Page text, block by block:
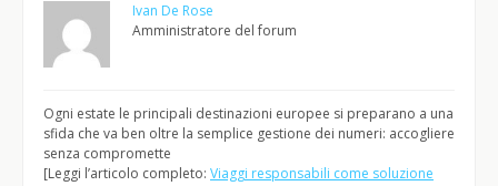
Ivan De Rose
Amministratore del forum
Ogni estate le principali destinazioni europee si preparano a una
sfida che va ben oltre la semplice gestione dei numeri: accogliere
senza compromette
[Leggi l’articolo completo: Viaggi responsabili come soluzione